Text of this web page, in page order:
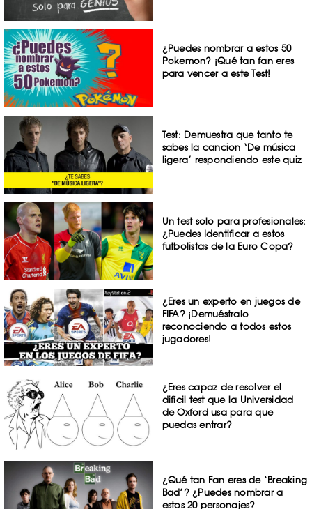
¿Puedes nombrar a estos 50
Pokemon? ¡Qué tan fan eres
para vencer a este Test!
Test: Demuestra que tanto te
sabes la cancion ‘De música
ligera’ respondiendo este quiz
Un test solo para profesionales:
¿Puedes Identificar a estos
futbolistas de la Euro Copa?
¿Eres un experto en juegos de
FIFA? ¡Demuéstralo
reconociendo a todos estos
jugadores!
¿Eres capaz de resolver el
difícil test que la Universidad
de Oxford usa para que
puedas entrar?
¿Qué tan Fan eres de ‘Breaking
Bad’? ¿Puedes nombrar a
estos 20 personajes?